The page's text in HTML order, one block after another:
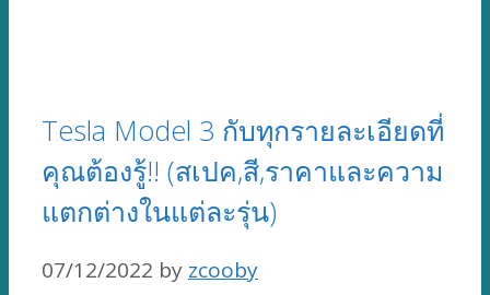
Tesla Model 3 กับทุกรายละเอียดที่
คุณต้องรู้!! (สเปค,สี,ราคาและความ
แตกต่างในแต่ละรุ่น)
07/12/2022 by zcooby